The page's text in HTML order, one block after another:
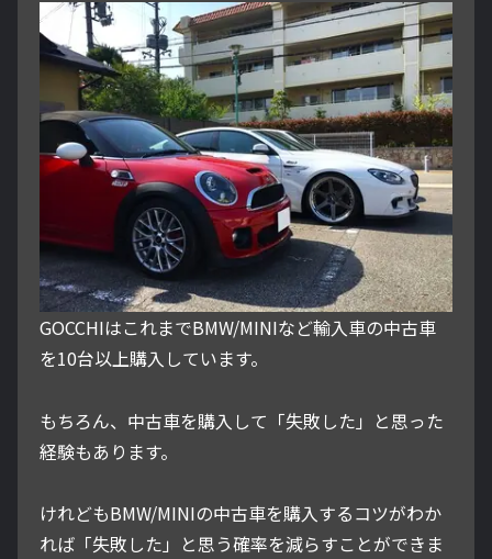
GOCCHIはこれまでBMW/MINIなど輸入車の中古車
を10台以上購入しています。
もちろん、中古車を購入して「失敗した」と思った
経験もあります。
けれどもBMW/MINIの中古車を購入するコツがわか
れば「失敗した」と思う確率を減らすことができま